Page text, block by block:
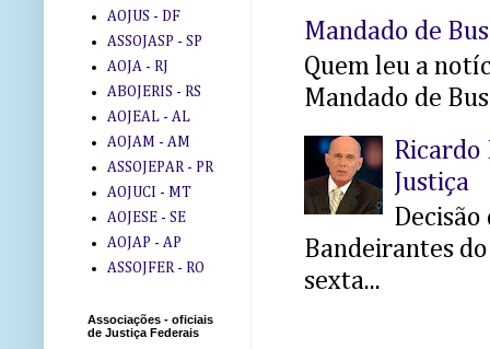
Mandado de
Quem leu a
Mandado de
Ricardo
Justiça
Decisão
Bandeirantes
sexta...
AOJUS - DF
ASSOJASP - SP
AOJA - RJ
ABOJERIS - RS
AOJEAL - AL
AOJAM - AM
ASSOJEPAR - PR
AOJUCI - MT
AOJESE - SE
AOJAP - AP
ASSOJFER - RO
Associações - oficiais
de Justiça Federais